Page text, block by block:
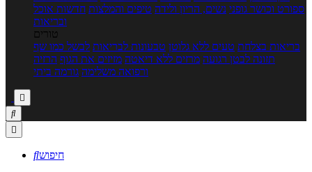
ספורט וכושר גופני נשים, הריון ולידה טיפים והמלצות חדשות אוכל
ובריאות
טורים
בריאות בצלחת טעים ללא גלוטן טבעונות לבריאות לבשל כמו שף
תזונה לבטן רגועה מרזים ללא דיאטה מזיזים את הגוף הרזיה
ורפואה משלימה גורמה ביתי



חיפוש